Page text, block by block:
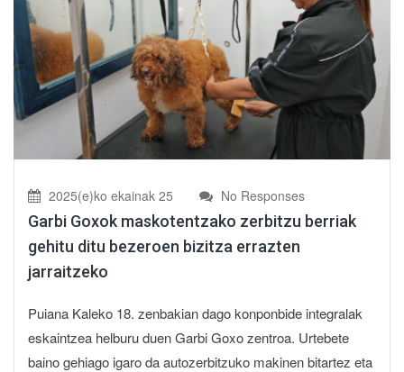
2025(e)ko ekainak 25 No Responses
Garbi Goxok maskotentzako zerbitzu berriak
gehitu ditu bezeroen bizitza errazten
jarraitzeko
Puiana Kaleko 18. zenbakian dago konponbide integralak
eskaintzea helburu duen Garbi Goxo zentroa. Urtebete
baino gehiago igaro da autozerbitzuko makinen bitartez eta